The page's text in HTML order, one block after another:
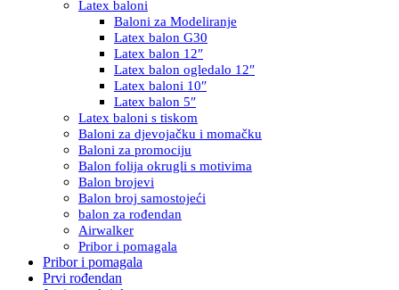
Latex baloni
Baloni za Modeliranje
Latex balon G30
Latex balon 12″
Latex balon ogledalo 12″
Latex baloni 10″
Latex balon 5″
Latex baloni s tiskom
Baloni za djevojačku i momačku
Baloni za promociju
Balon folija okrugli s motivima
Balon brojevi
Balon broj samostojeći
balon za rođendan
Airwalker
Pribor i pomagala
Pribor i pomagala
Prvi rođendan